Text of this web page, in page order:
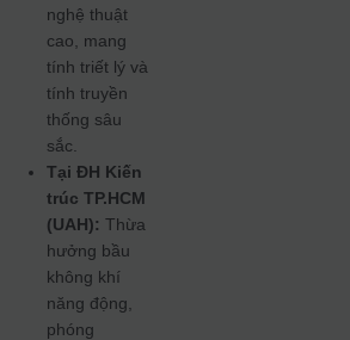
nghệ thuật
cao, mang
tính triết lý và
tính truyền
thống sâu
sắc.
Tại ĐH Kiến
trúc TP.HCM
(UAH): Thừa
hưởng bầu
không khí
năng động,
phóng